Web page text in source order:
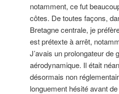
notamment, ce fut
côtes. De toutes façons,
Bretagne centrale, je
est prétexte à arrêt,
J’avais un prolongateur de
aérodynamique. Il était
désormais non
longuement hésité avant